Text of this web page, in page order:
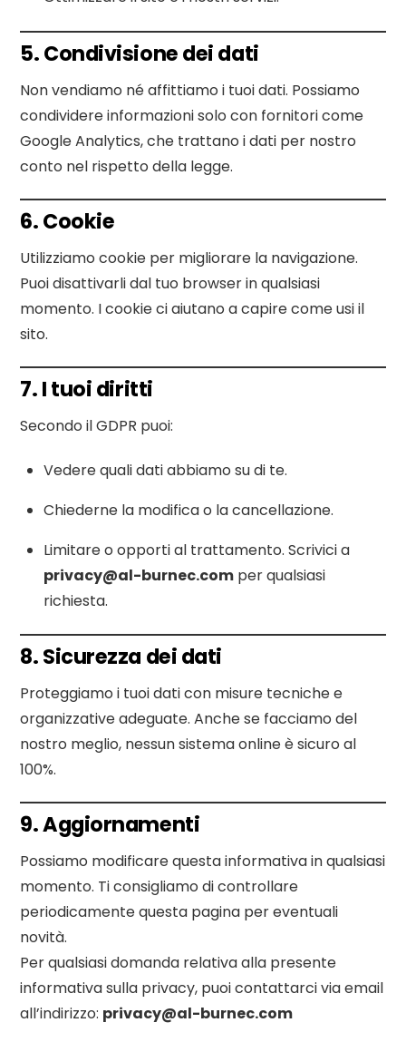
5. Condivisione dei dati
Non vendiamo né affittiamo i tuoi dati. Possiamo
condividere informazioni solo con fornitori come
Google Analytics, che trattano i dati per nostro
conto nel rispetto della legge.
6. Cookie
Utilizziamo cookie per migliorare la navigazione.
Puoi disattivarli dal tuo browser in qualsiasi
momento. I cookie ci aiutano a capire come usi il
sito.
7. I tuoi diritti
Secondo il GDPR puoi:
Vedere quali dati abbiamo su di te.
Chiederne la modifica o la cancellazione.
Limitare o opporti al trattamento. Scrivici a
privacy@al-burnec.com per qualsiasi
richiesta.
8. Sicurezza dei dati
Proteggiamo i tuoi dati con misure tecniche e
organizzative adeguate. Anche se facciamo del
nostro meglio, nessun sistema online è sicuro al
100%.
9. Aggiornamenti
Possiamo modificare questa informativa in qualsiasi
momento. Ti consigliamo di controllare
periodicamente questa pagina per eventuali
novità.
Per qualsiasi domanda relativa alla presente
informativa sulla privacy, puoi contattarci via email
all’indirizzo: privacy@al-burnec.com